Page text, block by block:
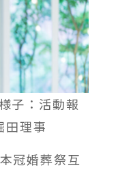
子：活動報
田理事
冠婚葬祭互